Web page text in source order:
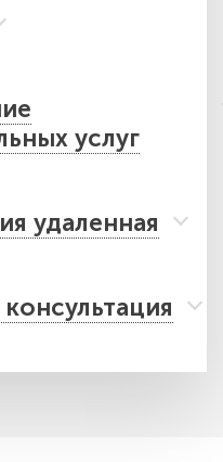
услуг
удаленная